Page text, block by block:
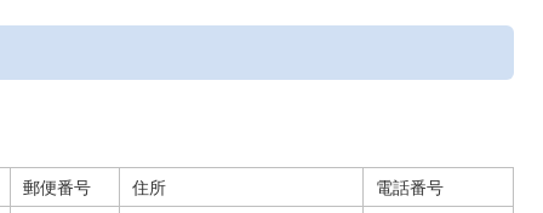
郵便番号 住所
電話番号